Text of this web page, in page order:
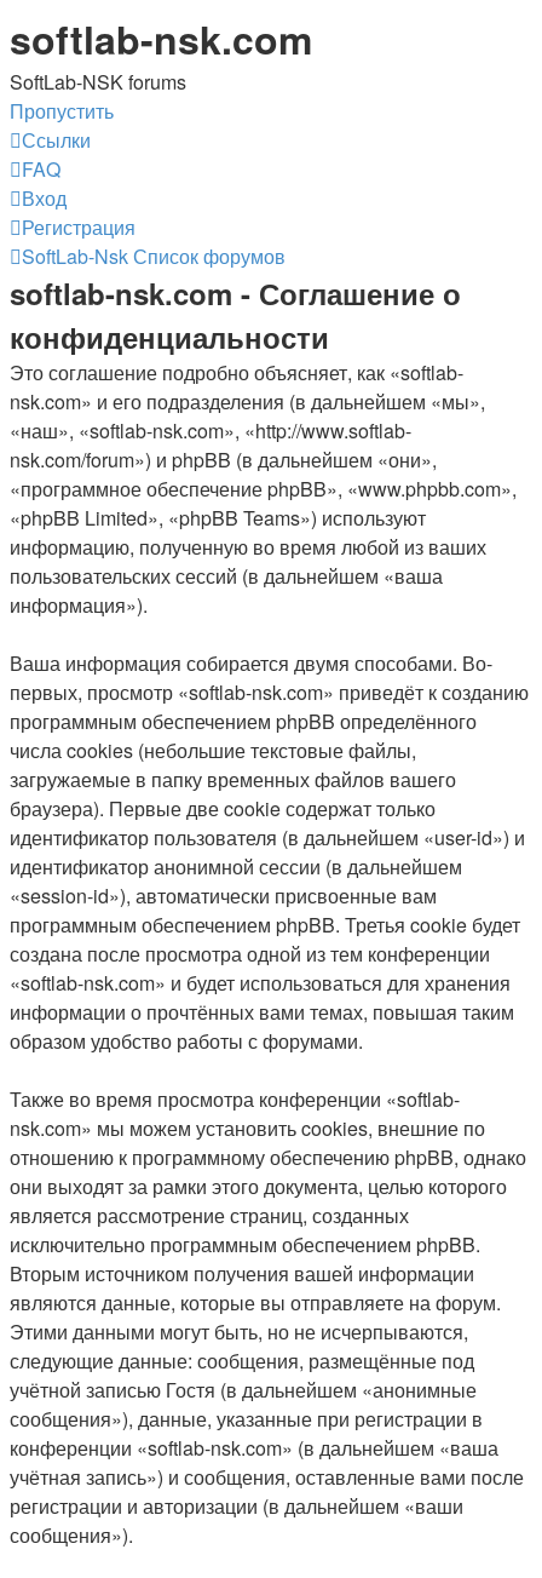
softlab-nsk.com
SoftLab-NSK forums
Пропустить
Ссылки
FAQ
Вход
Регистрация
SoftLab-NskСписок форумов
softlab-nsk.com - Соглашение о
конфиденциальности
Это соглашение подробно объясняет, как «softlab-
nsk.com» и его подразделения (в дальнейшем «мы»,
«наш», «softlab-nsk.com», «http://www.softlab-
nsk.com/forum») и phpBB (в дальнейшем «они»,
«программное обеспечение phpBB», «www.phpbb.com»,
«phpBB Limited», «phpBB Teams») используют
информацию, полученную во время любой из ваших
пользовательских сессий (в дальнейшем «ваша
информация»).
Ваша информация собирается двумя способами. Во-
первых, просмотр «softlab-nsk.com» приведёт к созданию
программным обеспечением phpBB определённого
числа cookies (небольшие текстовые файлы,
загружаемые в папку временных файлов вашего
браузера). Первые две cookie содержат только
идентификатор пользователя (в дальнейшем «user-id») и
идентификатор анонимной сессии (в дальнейшем
«session-id»), автоматически присвоенные вам
программным обеспечением phpBB. Третья cookie будет
создана после просмотра одной из тем конференции
«softlab-nsk.com» и будет использоваться для хранения
информации о прочтённых вами темах, повышая таким
образом удобство работы с форумами.
Также во время просмотра конференции «softlab-
nsk.com» мы можем установить cookies, внешние по
отношению к программному обеспечению phpBB, однако
они выходят за рамки этого документа, целью которого
является рассмотрение страниц, созданных
исключительно программным обеспечением phpBB.
Вторым источником получения вашей информации
являются данные, которые вы отправляете на форум.
Этими данными могут быть, но не исчерпываются,
следующие данные: сообщения, размещённые под
учётной записью Гостя (в дальнейшем «анонимные
сообщения»), данные, указанные при регистрации в
конференции «softlab-nsk.com» (в дальнейшем «ваша
учётная запись») и сообщения, оставленные вами после
регистрации и авторизации (в дальнейшем «ваши
сообщения»).